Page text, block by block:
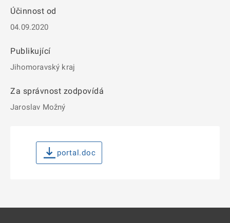
Účinnost od
04.09.2020
Publikující
Jihomoravský kraj
Za správnost zodpovídá
Jaroslav Možný
portal.doc